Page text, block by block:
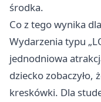
środka.
Co z tego wynika
Wydarzenia typu
jednodniowa
dziecko zobaczyło,
kreskówki. Dla